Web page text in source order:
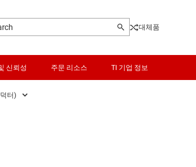
대체품
신뢰성 주문 리소스 TI 기업 정보
터)